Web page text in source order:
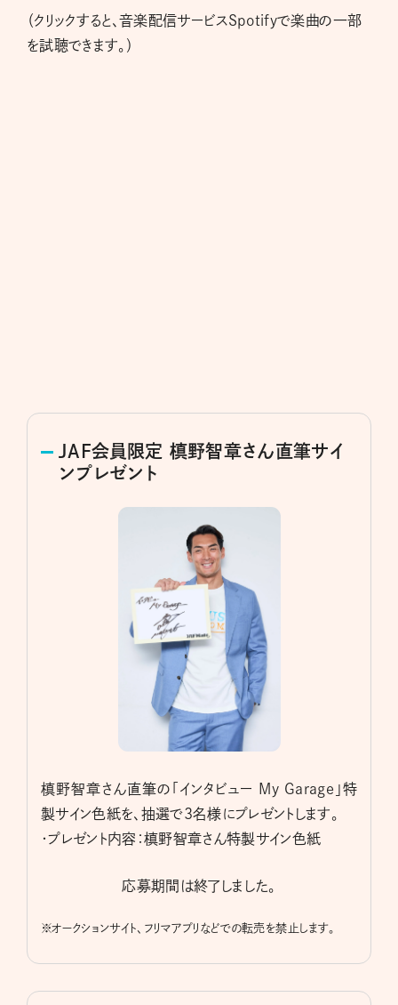
（クリックすると、音楽配信サービスSpotifyで楽曲の一部
を試聴できます。）
JAF会員限定 槙野智章さん直筆サイ
ンプレゼント
槙野智章さん直筆の「インタビュー My Garage」特
製サイン色紙を、抽選で3名様にプレゼントします。
・プレゼント内容：槙野智章さん特製サイン色紙
応募期間は終了しました。
※オークションサイト、フリマアプリなどでの転売を禁止します。